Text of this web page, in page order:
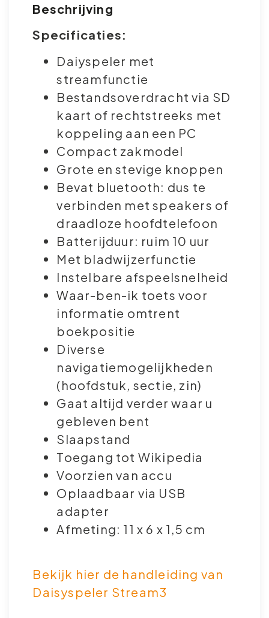
Beschrijving
Specificaties:
Daiyspeler met
streamfunctie
Bestandsoverdracht via SD
kaart of rechtstreeks met
koppeling aan een PC
Compact zakmodel
Grote en stevige knoppen
Bevat bluetooth: dus te
verbinden met speakers of
draadloze hoofdtelefoon
Batterijduur: ruim 10 uur
Met bladwijzerfunctie
Instelbare afspeelsnelheid
Waar-ben-ik toets voor
informatie omtrent
boekpositie
Diverse
navigatiemogelijkheden
(hoofdstuk, sectie, zin)
Gaat altijd verder waar u
gebleven bent
Slaapstand
Toegang tot Wikipedia
Voorzien van accu
Oplaadbaar via USB
adapter
Afmeting: 11 x 6 x 1,5 cm
Bekijk hier de handleiding van
Daisyspeler Stream3